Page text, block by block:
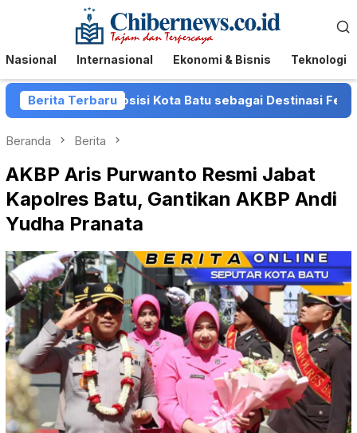
Menu
Mobile
Nasional Internasional Ekonomi & Bisnis Teknologi
Berita Terbaru
Posisi Kota Batu sebagai Destinasi Festival Musik
Beranda Berita
AKBP Aris Purwanto Resmi Jabat
Kapolres Batu, Gantikan AKBP Andi
Yudha Pranata